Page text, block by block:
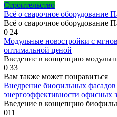
Строительство
Всё о сварочное оборудование
Всё о сварочное оборудование
0 24
Модульные новостройки с
оптимальной ценой
Введение в концепцию
0 33
Вам также может понравиться
Внедрение биофильных
энергоэффективности офисных
Введение в концепцию
011